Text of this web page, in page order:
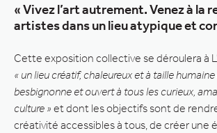
« Vivez l’art autrement. Venez à la
artistes dans un lieu atypique et
Cette exposition collective se déroulera à
« un lieu créatif, chaleureux et à taille
besbignonne et ouvert à tous les curieux,
culture » et dont les objectifs sont de
créativité accessibles à tous, de créer une